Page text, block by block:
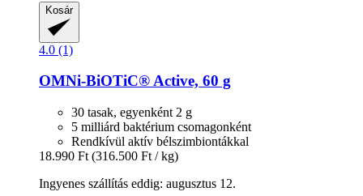
Kosár
4.0 (1)
OMNi-BiOTiC®Active, 60 g
30 tasak, egyenként 2 g
5 milliárd baktérium csomagonként
Rendkívül aktív bélszimbiontákkal
18.990 Ft (316.500 Ft / kg)
Ingyenes szállítás eddig: augusztus 12.